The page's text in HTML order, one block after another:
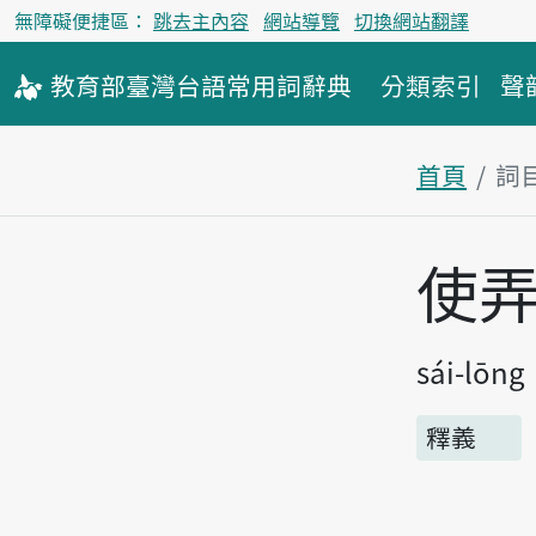
無障礙便捷區： 跳去主內容 網站導覽 切換網站翻譯
教育部臺灣台語常用詞辭典 分類索引 聲
首頁 詞
主內容區
使
sái-lōng
釋義